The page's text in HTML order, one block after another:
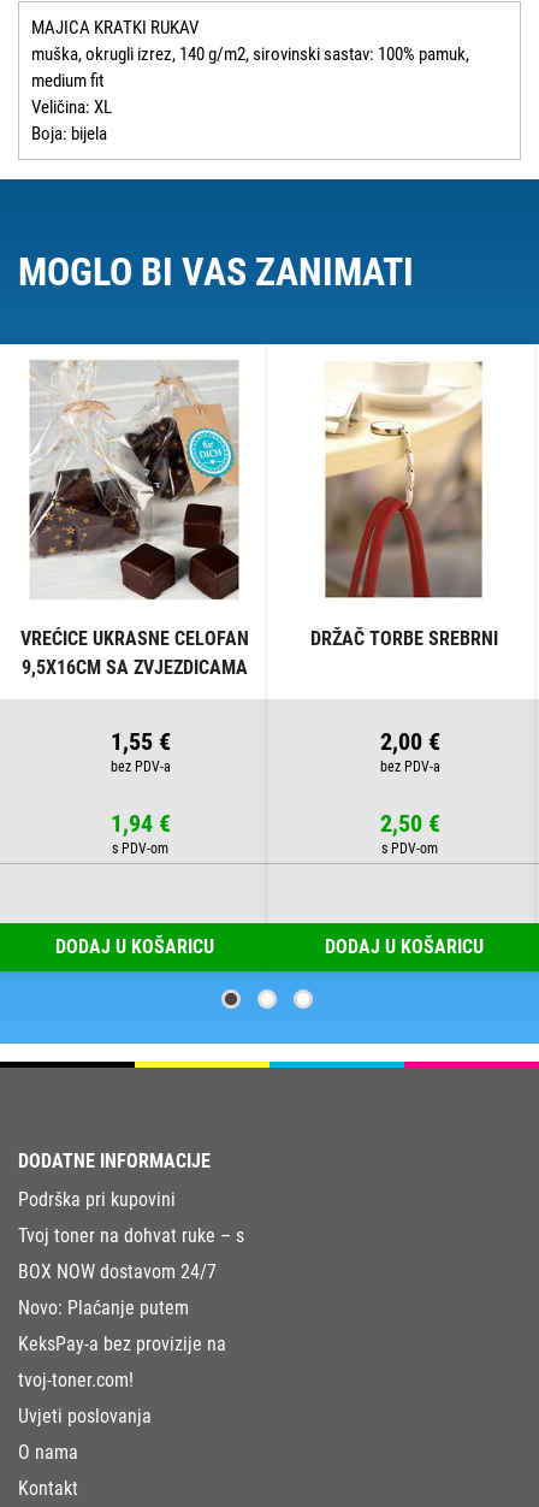
MAJICA KRATKI RUKAV
muška, okrugli izrez, 140 g/m2, sirovinski sastav: 100% pamuk,
medium fit
Veličina: XL
Boja: bijela
MOGLO BI VAS ZANIMATI
VREĆICE UKRASNE CELOFAN
9,5X16CM SA ZVJEZDICAMA
PK10 HEYDA 20-30892 50
1,55 €
1,94 €
DODAJ U KOŠARICU
DRŽAČ TORBE SREBRNI
2,00 €
2,50 €
DODAJ U KOŠARICU
DODATNE INFORMACIJE
Podrška pri kupovini
Tvoj toner na dohvat ruke – s
BOX NOW dostavom 24/7
Novo: Plaćanje putem
KeksPay-a bez provizije na
tvoj-toner.com!
Uvjeti poslovanja
O nama
Kontakt